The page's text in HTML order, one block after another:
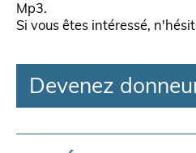
Mp3.
Si vous êtes intéressé,
Devenez